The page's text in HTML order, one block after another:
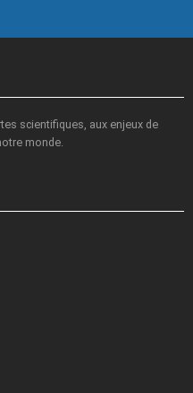
scientifiques, aux enjeux de
monde.